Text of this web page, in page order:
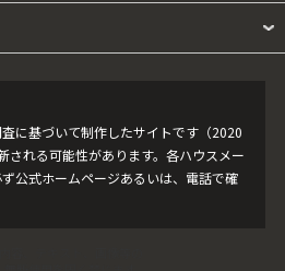
に基づいて制作したサイトです（2020
される可能性があります。各ハウスメー
公式ホームページあるいは、電話で確